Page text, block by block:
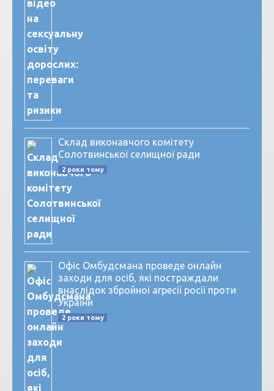
Склад виконавчого комітету
Солотвинської селищної ради
2 роки тому
Офіс Омбудсмана проведе онлайн
заходи для осіб, які постраждали
внаслідок збройної агресії росії проти
України
2 роки тому